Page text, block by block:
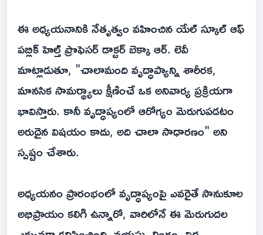
ఈ అధ్యయనానికి నేతృత్వం వహించిన యేల్ స్కూల్ ఆఫ్
పబ్లిక్ హెల్త్ ప్రొఫెసర్ డాక్టర్ బెక్కా ఆర్. లెవీ
మాట్లాడుతూ, "చాలామంది వృద్ధాప్యాన్ని శారీరక,
మానసిక సామర్థ్యాలు క్షీణించే ఒక అనివార్య ప్రక్రియగా
భావిస్తారు. కానీ వృద్ధాప్యంలో ఆరోగ్యం మెరుగుపడటం
అరుదైన విషయం కాదు, అది చాలా సాధారణం" అని
స్పష్టం చేశారు.
అధ్యయనం ప్రారంభంలో వృద్ధాప్యంపై ఎవరైతే సానుకూల
అభిప్రాయం కలిగి ఉన్నారో, వారిలోనే ఈ మెరుగుదల